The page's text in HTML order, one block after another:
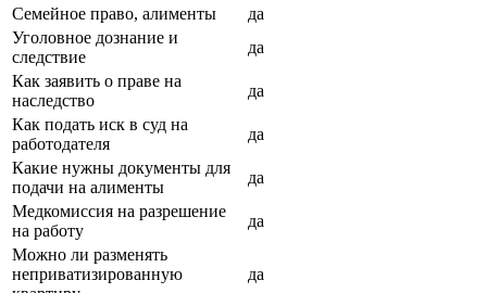
Семейное право, алименты
да
Уголовное дознание и
следствие
да
Как заявить о праве на
наследство
да
Как подать иск в суд на
работодателя
да
Какие нужны документы для
подачи на алименты
да
Медкомиссия на разрешение
на работу
да
Можно ли разменять
неприватизированную
да